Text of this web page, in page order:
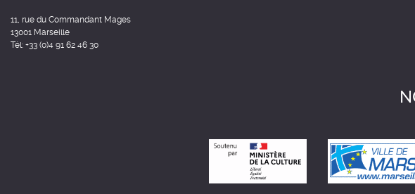
11, rue du Commandant Mages
13001 Marseille
Tél: +33 (0)4 91 62 46 30